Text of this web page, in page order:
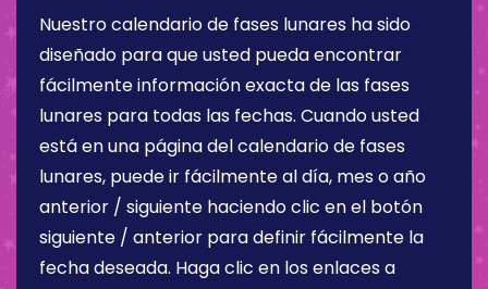
Nuestro calendario de fases lunares ha sido
diseñado para que usted pueda encontrar
fácilmente información exacta de las fases
lunares para todas las fechas. Cuando usted
está en una página del calendario de fases
lunares, puede ir fácilmente al día, mes o año
anterior / siguiente haciendo clic en el botón
siguiente / anterior para definir fácilmente la
fecha deseada. Haga clic en los enlaces a